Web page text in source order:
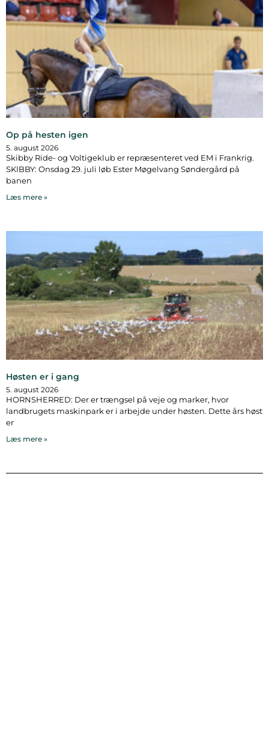
Op på hesten igen
5. august 2026
Skibby Ride- og Voltigeklub er repræsenteret ved EM i Frankrig.
SKIBBY: Onsdag 29. juli løb Ester Møgelvang Søndergård på
banen
Læs mere »
Høsten er i gang
5. august 2026
HORNSHERRED: Der er trængsel på veje og marker, hvor
landbrugets maskinpark er i arbejde under høsten. Dette års høst
er
Læs mere »